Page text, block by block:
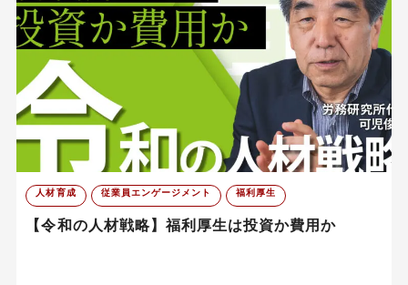
人材育成 従業員エンゲージメント 福利厚生
【令和の人材戦略】福利厚生は投資か費用か